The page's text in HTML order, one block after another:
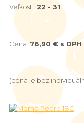
Veľkosti:22 - 31
Cena:76,90 € s DPH
(cena je bez